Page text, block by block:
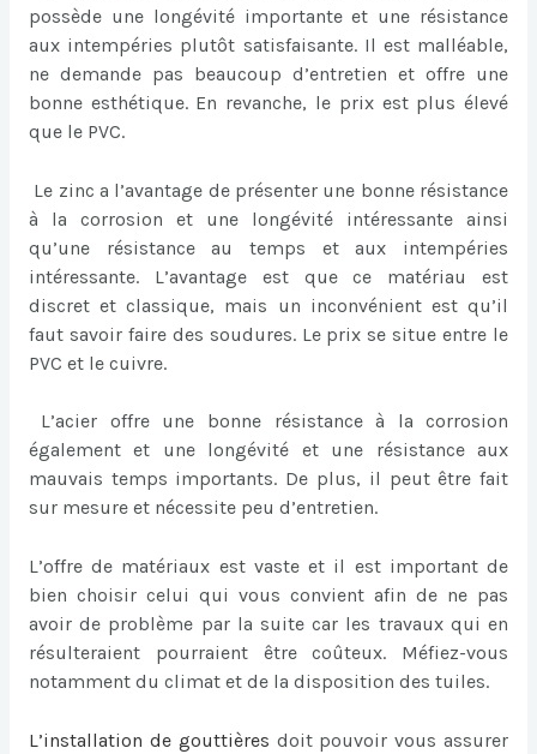
possède une longévité importante et une résistance
aux intempéries plutôt satisfaisante. Il est malléable,
ne demande pas beaucoup d’entretien et offre une
bonne esthétique. En revanche, le prix est plus élevé
que le PVC.
Le zinc a l’avantage de présenter une bonne résistance
à la corrosion et une longévité intéressante ainsi
qu’une résistance au temps et aux intempéries
intéressante. L’avantage est que ce matériau est
discret et classique, mais un inconvénient est qu’il
faut savoir faire des soudures. Le prix se situe entre le
PVC et le cuivre.
L’acier offre une bonne résistance à la corrosion
également et une longévité et une résistance aux
mauvais temps importants. De plus, il peut être fait
sur mesure et nécessite peu d’entretien.
L’offre de matériaux est vaste et il est important de
bien choisir celui qui vous convient afin de ne pas
avoir de problème par la suite car les travaux qui en
résulteraient pourraient être coûteux. Méfiez-vous
notamment du climat et de la disposition des tuiles.
L’installation de gouttières doit pouvoir vous assurer